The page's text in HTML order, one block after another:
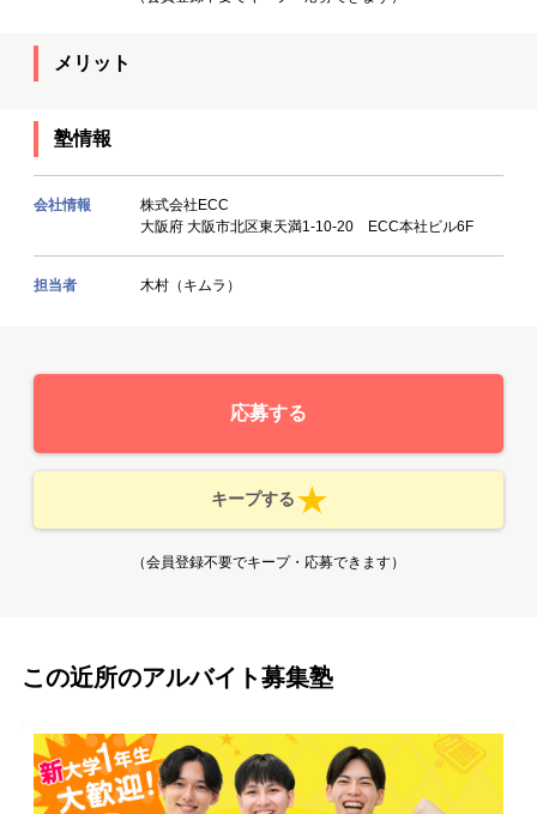
メリット
塾情報
会社情報
株式会社ECC
大阪府 大阪市北区東天満1-10-20 ECC本社ビル6F
担当者 木村（キムラ）
応募する
キープする
（会員登録不要でキープ・応募できます）
この近所のアルバイト募集塾